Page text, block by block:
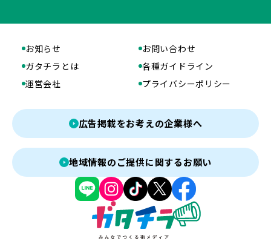
お知らせ
お問い合わせ
ガタチラとは
各種ガイドライン
運営会社
プライバシーポリシー
広告掲載をお考えの企業様へ
地域情報のご提供に関するお願い